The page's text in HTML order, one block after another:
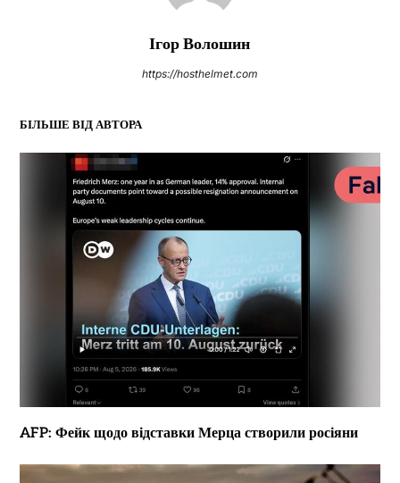
Ігор Волошин
https://hosthelmet.com
БІЛЬШЕ ВІД АВТОРА
AFP: Фейк щодо відставки Мерца створили росіяни